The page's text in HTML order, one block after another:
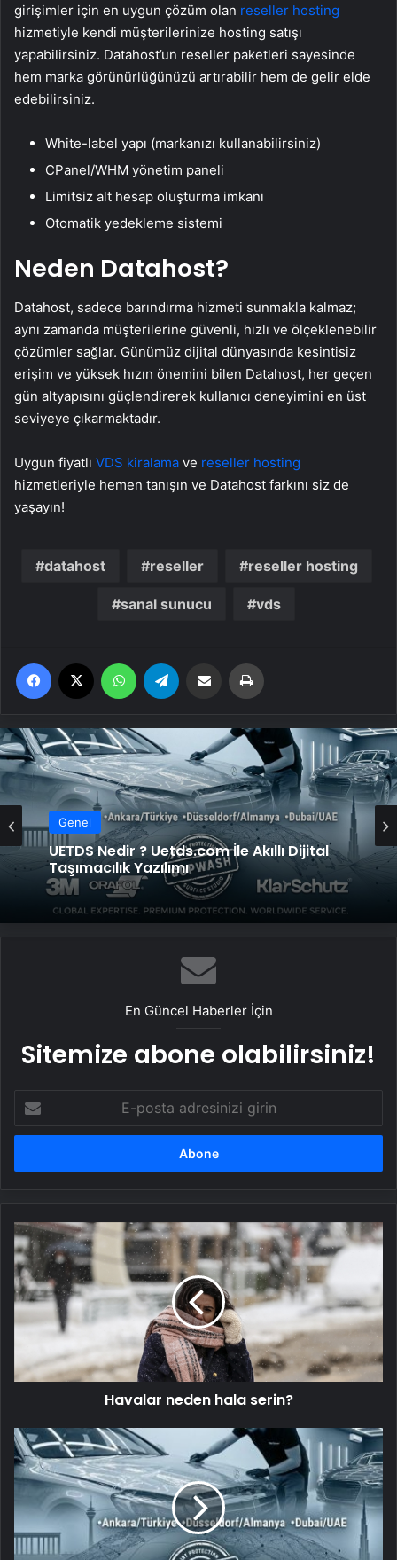
girişimler için en uygun çözüm olan reseller hosting
hizmetiyle kendi müşterilerinize hosting satışı
yapabilirsiniz. Datahost’un reseller paketleri sayesinde
hem marka görünürlüğünüzü artırabilir hem de gelir elde
edebilirsiniz.
White-label yapı (markanızı kullanabilirsiniz)
CPanel/WHM yönetim paneli
Limitsiz alt hesap oluşturma imkanı
Otomatik yedekleme sistemi
Neden Datahost?
Datahost, sadece barındırma hizmeti sunmakla kalmaz;
aynı zamanda müşterilerine güvenli, hızlı ve ölçeklenebilir
çözümler sağlar. Günümüz dijital dünyasında kesintisiz
erişim ve yüksek hızın önemini bilen Datahost, her geçen
gün altyapısını güçlendirerek kullanıcı deneyimini en üst
seviyeye çıkarmaktadır.
Uygun fiyatlı VDS kiralama ve reseller hosting
hizmetleriyle hemen tanışın ve Datahost farkını siz de
yaşayın!
datahost reseller reseller hosting
sanal sunucu vds
Facebook WhatsApp Email'den paylaş
Genel
UETDS Nedir ? Uetds.com İle Akıllı Dijital
Taşımacılık Yazılımı
En Güncel Haberler İçin
Sitemize abone olabilirsiniz!
posta
adresinizi
Havalar
neden
hala
serin?
Havalar neden hala serin?
UETDS
Nedir
Uetds.com
İle
Akıllı